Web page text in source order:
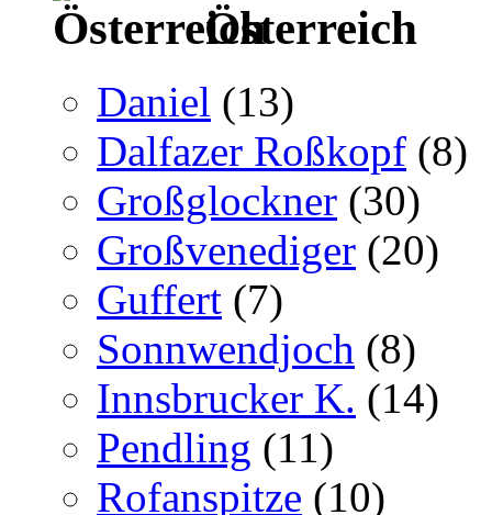
Österreich
Daniel (13)
Dalfazer Roßkopf (8)
Großglockner (30)
Großvenediger (20)
Guffert (7)
Sonnwendjoch (8)
Innsbrucker K. (14)
Pendling (11)
Rofanspitze (10)